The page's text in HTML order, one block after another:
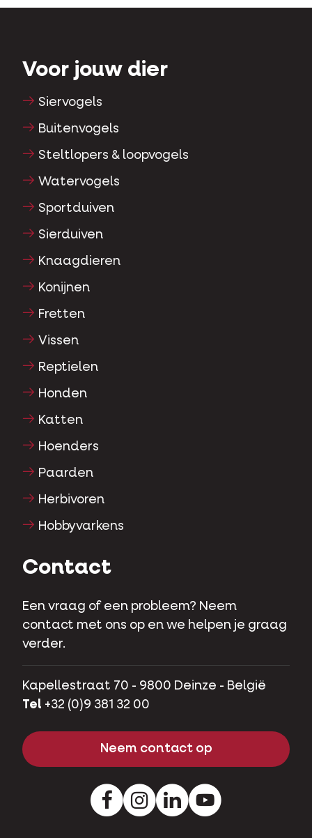
Voor jouw dier
Siervogels
Buitenvogels
Steltlopers & loopvogels
Watervogels
Sportduiven
Sierduiven
Knaagdieren
Konijnen
Fretten
Vissen
Reptielen
Honden
Katten
Hoenders
Paarden
Herbivoren
Hobbyvarkens
Contact
Een vraag of een probleem? Neem
contact met ons op en we helpen je graag
verder.
Kapellestraat 70 - 9800 Deinze - België
Tel +32 (0)9 381 32 00
Neem contact op
FacebookInstagramLinkedInYoutube